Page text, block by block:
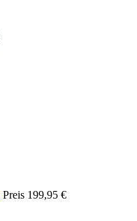
Preis 199,95 €